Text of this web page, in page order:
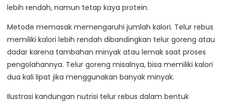
lebih rendah, namun tetap kaya protein.
Metode memasak memengaruhi jumlah kalori. Telur rebus
memiliki kalori lebih rendah dibandingkan telur goreng atau
dadar karena tambahan minyak atau lemak saat proses
pengolahannya. Telur goreng misalnya, bisa memiliki kalori
dua kali lipat jika menggunakan banyak minyak.
Ilustrasi kandungan nutrisi telur rebus dalam bentuk